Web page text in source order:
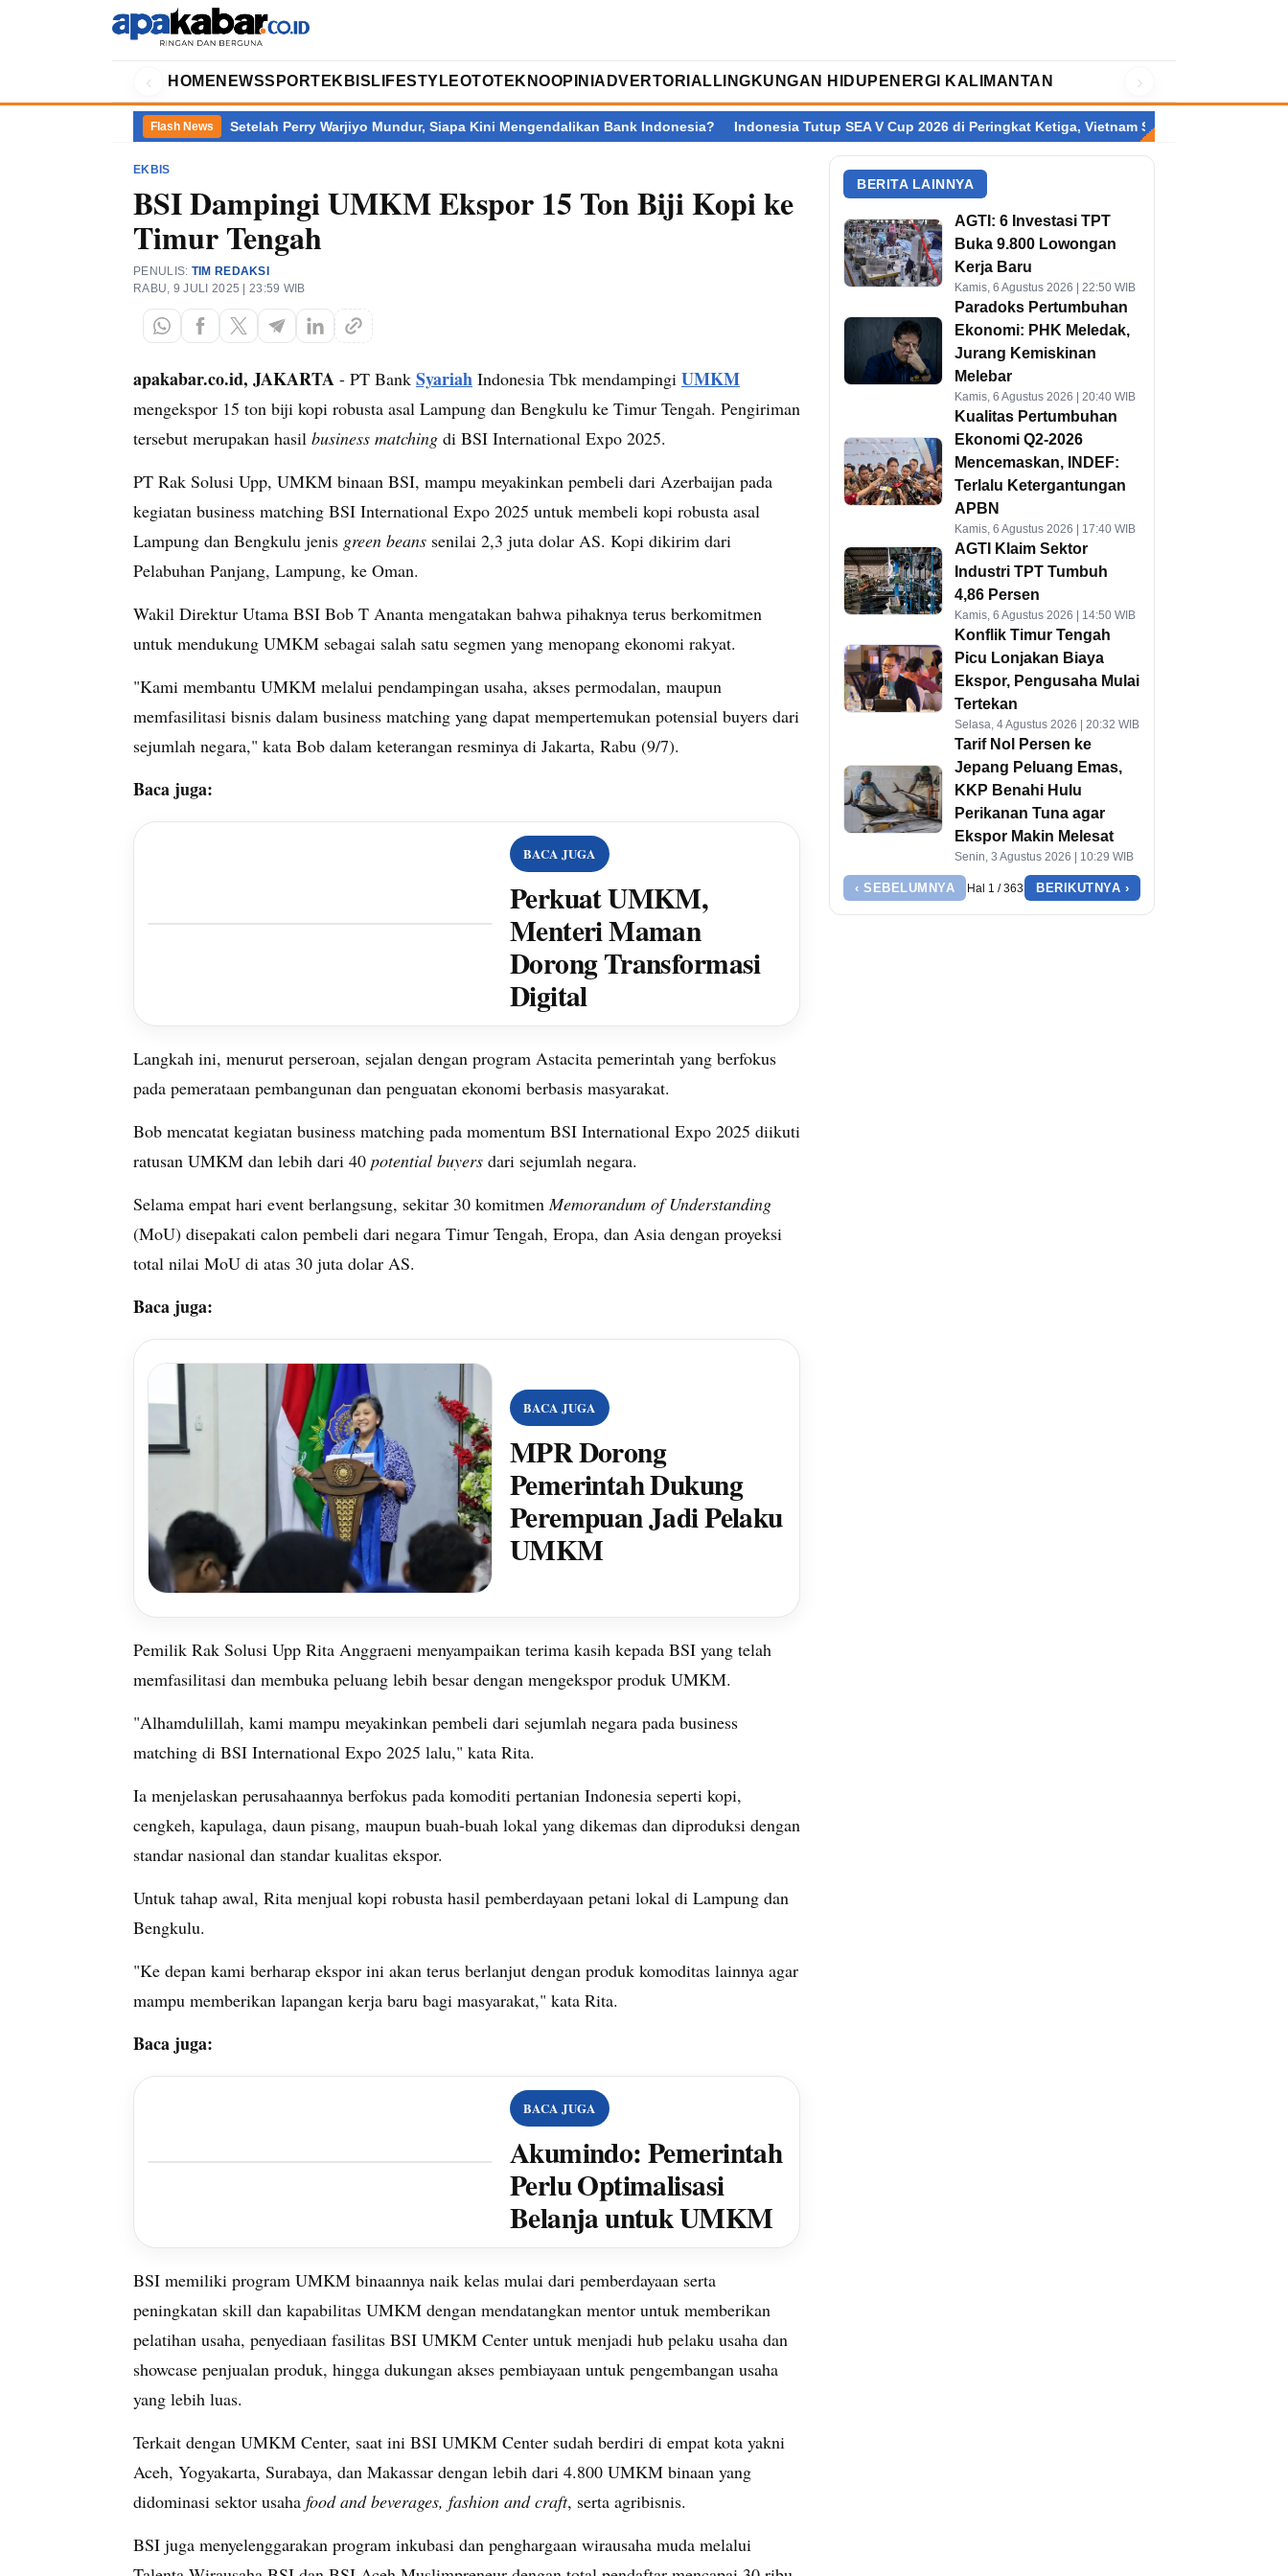
‹ HOME NEWSSPORT EKBIS LIFESTYLEOTOTEKNOOPINI ADVERTORIAL LINGKUNGAN HIDUP ENERGI KALIMANTAN ›
Flash News
Setelah Perry Warjiyo Mundur, Siapa Kini Mengendalikan Bank Indonesia? Indonesia Tutup SEA V Cup 2026 di Peringkat Ketiga, Vietnam Sabet Gelar Juara
EKBIS
BSI Dampingi UMKM Ekspor 15 Ton Biji Kopi ke
Timur Tengah
PENULIS: TIM REDAKSI
RABU, 9 JULI 2025 | 23:59 WIB
apakabar.co.id, JAKARTA - PT Bank Syariah Indonesia Tbk mendampingi UMKM
mengekspor 15 ton biji kopi robusta asal Lampung dan Bengkulu ke Timur Tengah. Pengiriman
tersebut merupakan hasil business matching di BSI International Expo 2025.
PT Rak Solusi Upp, UMKM binaan BSI, mampu meyakinkan pembeli dari Azerbaijan pada
kegiatan business matching BSI International Expo 2025 untuk membeli kopi robusta asal
Lampung dan Bengkulu jenis green beans senilai 2,3 juta dolar AS. Kopi dikirim dari
Pelabuhan Panjang, Lampung, ke Oman.
Wakil Direktur Utama BSI Bob T Ananta mengatakan bahwa pihaknya terus berkomitmen
untuk mendukung UMKM sebagai salah satu segmen yang menopang ekonomi rakyat.
"Kami membantu UMKM melalui pendampingan usaha, akses permodalan, maupun
memfasilitasi bisnis dalam business matching yang dapat mempertemukan potensial buyers dari
sejumlah negara," kata Bob dalam keterangan resminya di Jakarta, Rabu (9/7).
Baca juga:
BACA JUGA
Perkuat UMKM,
Menteri Maman
Dorong Transformasi
Digital
Langkah ini, menurut perseroan, sejalan dengan program Astacita pemerintah yang berfokus
pada pemerataan pembangunan dan penguatan ekonomi berbasis masyarakat.
Bob mencatat kegiatan business matching pada momentum BSI International Expo 2025 diikuti
ratusan UMKM dan lebih dari 40 potential buyers dari sejumlah negara.
Selama empat hari event berlangsung, sekitar 30 komitmenMemorandum of Understanding
(MoU) disepakati calon pembeli dari negara Timur Tengah, Eropa, dan Asia dengan proyeksi
total nilai MoU di atas 30 juta dolar AS.
Baca juga:
BACA JUGA
MPR Dorong
Pemerintah Dukung
Perempuan Jadi Pelaku
UMKM
Pemilik Rak Solusi Upp Rita Anggraeni menyampaikan terima kasih kepada BSI yang telah
memfasilitasi dan membuka peluang lebih besar dengan mengekspor produk UMKM.
"Alhamdulillah, kami mampu meyakinkan pembeli dari sejumlah negara pada business
matching di BSI International Expo 2025 lalu," kata Rita.
Ia menjelaskan perusahaannya berfokus pada komoditi pertanian Indonesia seperti kopi,
cengkeh, kapulaga, daun pisang, maupun buah-buah lokal yang dikemas dan diproduksi dengan
standar nasional dan standar kualitas ekspor.
Untuk tahap awal, Rita menjual kopi robusta hasil pemberdayaan petani lokal di Lampung dan
Bengkulu.
"Ke depan kami berharap ekspor ini akan terus berlanjut dengan produk komoditas lainnya agar
mampu memberikan lapangan kerja baru bagi masyarakat," kata Rita.
Baca juga:
BACA JUGA
Akumindo: Pemerintah
Perlu Optimalisasi
Belanja untuk UMKM
BSI memiliki program UMKM binaannya naik kelas mulai dari pemberdayaan serta
peningkatan skill dan kapabilitas UMKM dengan mendatangkan mentor untuk memberikan
pelatihan usaha, penyediaan fasilitas BSI UMKM Center untuk menjadi hub pelaku usaha dan
showcase penjualan produk, hingga dukungan akses pembiayaan untuk pengembangan usaha
yang lebih luas.
Terkait dengan UMKM Center, saat ini BSI UMKM Center sudah berdiri di empat kota yakni
Aceh, Yogyakarta, Surabaya, dan Makassar dengan lebih dari 4.800 UMKM binaan yang
didominasi sektor usaha food and beverages, fashion and craft, serta agribisnis.
BSI juga menyelenggarakan program inkubasi dan penghargaan wirausaha muda melalui
BERITA LAINNYA
AGTI: 6 Investasi TPT
Buka 9.800 Lowongan
Kerja Baru
Kamis, 6 Agustus 2026 | 22:50 WIB
Paradoks Pertumbuhan
Ekonomi: PHK Meledak,
Jurang Kemiskinan
Melebar
Kamis, 6 Agustus 2026 | 20:40 WIB
Kualitas Pertumbuhan
Ekonomi Q2-2026
Mencemaskan, INDEF:
Terlalu Ketergantungan
APBN
Kamis, 6 Agustus 2026 | 17:40 WIB
AGTI Klaim Sektor
Industri TPT Tumbuh
4,86 Persen
Kamis, 6 Agustus 2026 | 14:50 WIB
Konflik Timur Tengah
Picu Lonjakan Biaya
Ekspor, Pengusaha Mulai
Tertekan
Selasa, 4 Agustus 2026 | 20:32 WIB
Tarif Nol Persen ke
Jepang Peluang Emas,
KKP Benahi Hulu
Perikanan Tuna agar
Ekspor Makin Melesat
Senin, 3 Agustus 2026 | 10:29 WIB
‹ SEBELUMNYA Hal 1 / 363 BERIKUTNYA ›